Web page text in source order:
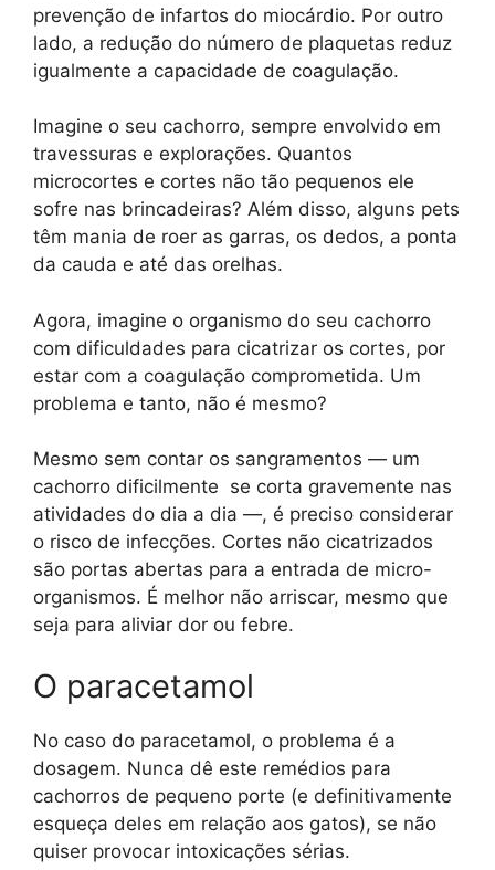
prevenção de infartos do miocárdio. Por outro
lado, a redução do número de plaquetas reduz
igualmente a capacidade de coagulação.
Imagine o seu cachorro, sempre envolvido em
travessuras e explorações. Quantos
microcortes e cortes não tão pequenos ele
sofre nas brincadeiras? Além disso, alguns pets
têm mania de roer as garras, os dedos, a ponta
da cauda e até das orelhas.
Agora, imagine o organismo do seu cachorro
com dificuldades para cicatrizar os cortes, por
estar com a coagulação comprometida. Um
problema e tanto, não é mesmo?
Mesmo sem contar os sangramentos — um
cachorro dificilmente se corta gravemente nas
atividades do dia a dia —, é preciso considerar
o risco de infecções. Cortes não cicatrizados
são portas abertas para a entrada de micro-
organismos. É melhor não arriscar, mesmo que
seja para aliviar dor ou febre.
O paracetamol
No caso do paracetamol, o problema é a
dosagem. Nunca dê este remédios para
cachorros de pequeno porte (e definitivamente
esqueça deles em relação aos gatos), se não
quiser provocar intoxicações sérias.